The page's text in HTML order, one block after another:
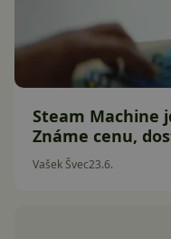
Steam Machine
Známe cenu,
Vašek Švec23.6.